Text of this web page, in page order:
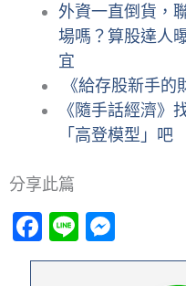
外資一直倒貨，
場嗎？算股達人
宜
《給存股新手的
《隨手話經濟》
「高登模型」吧
分享此篇
Facebook
Line